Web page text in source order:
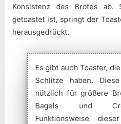
Konsistenz des Brotes ab.
getoastet ist, springt der
herausgedrückt.
Es gibt auch Toaster,
Schlitze haben.
nützlich für größere
Bagels und
Funktionsweise